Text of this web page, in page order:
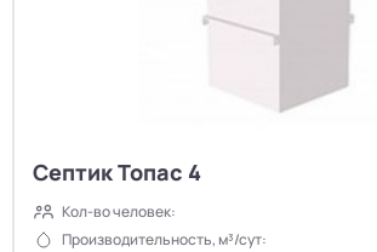
Септик Топас 4
Кол-во человек:
Производительность, м³/сут: